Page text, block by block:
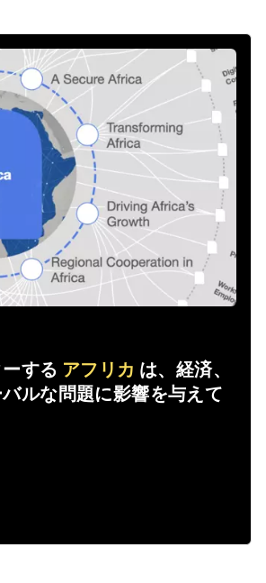
する アフリカ は、経済、
ルな問題に影響を与えて